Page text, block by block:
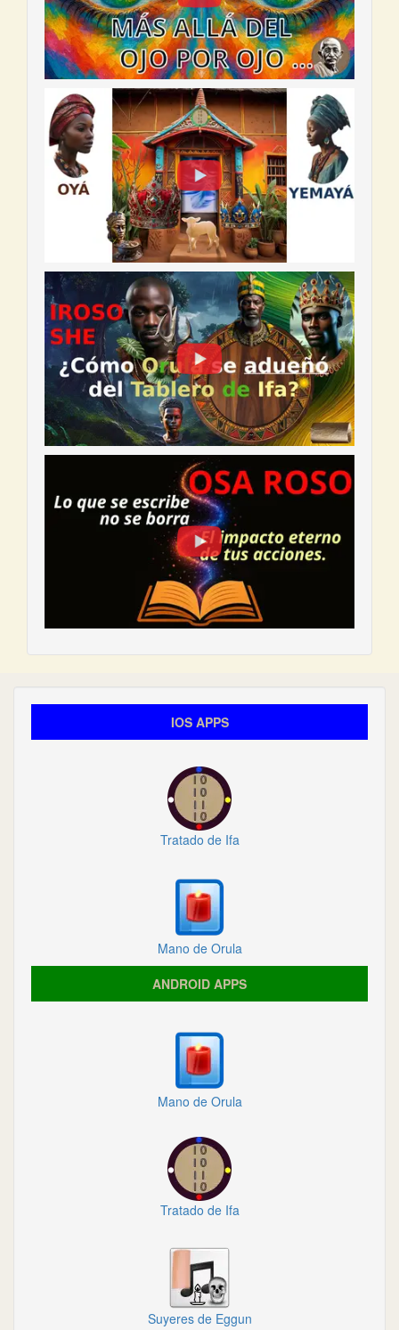
IOS APPS
Tratado de Ifa
Mano de Orula
ANDROID APPS
Mano de Orula
Tratado de Ifa
Suyeres de Eggun